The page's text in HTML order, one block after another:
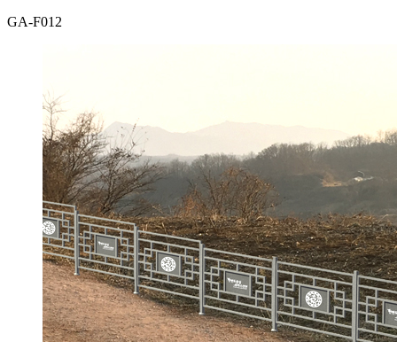
GA-F012